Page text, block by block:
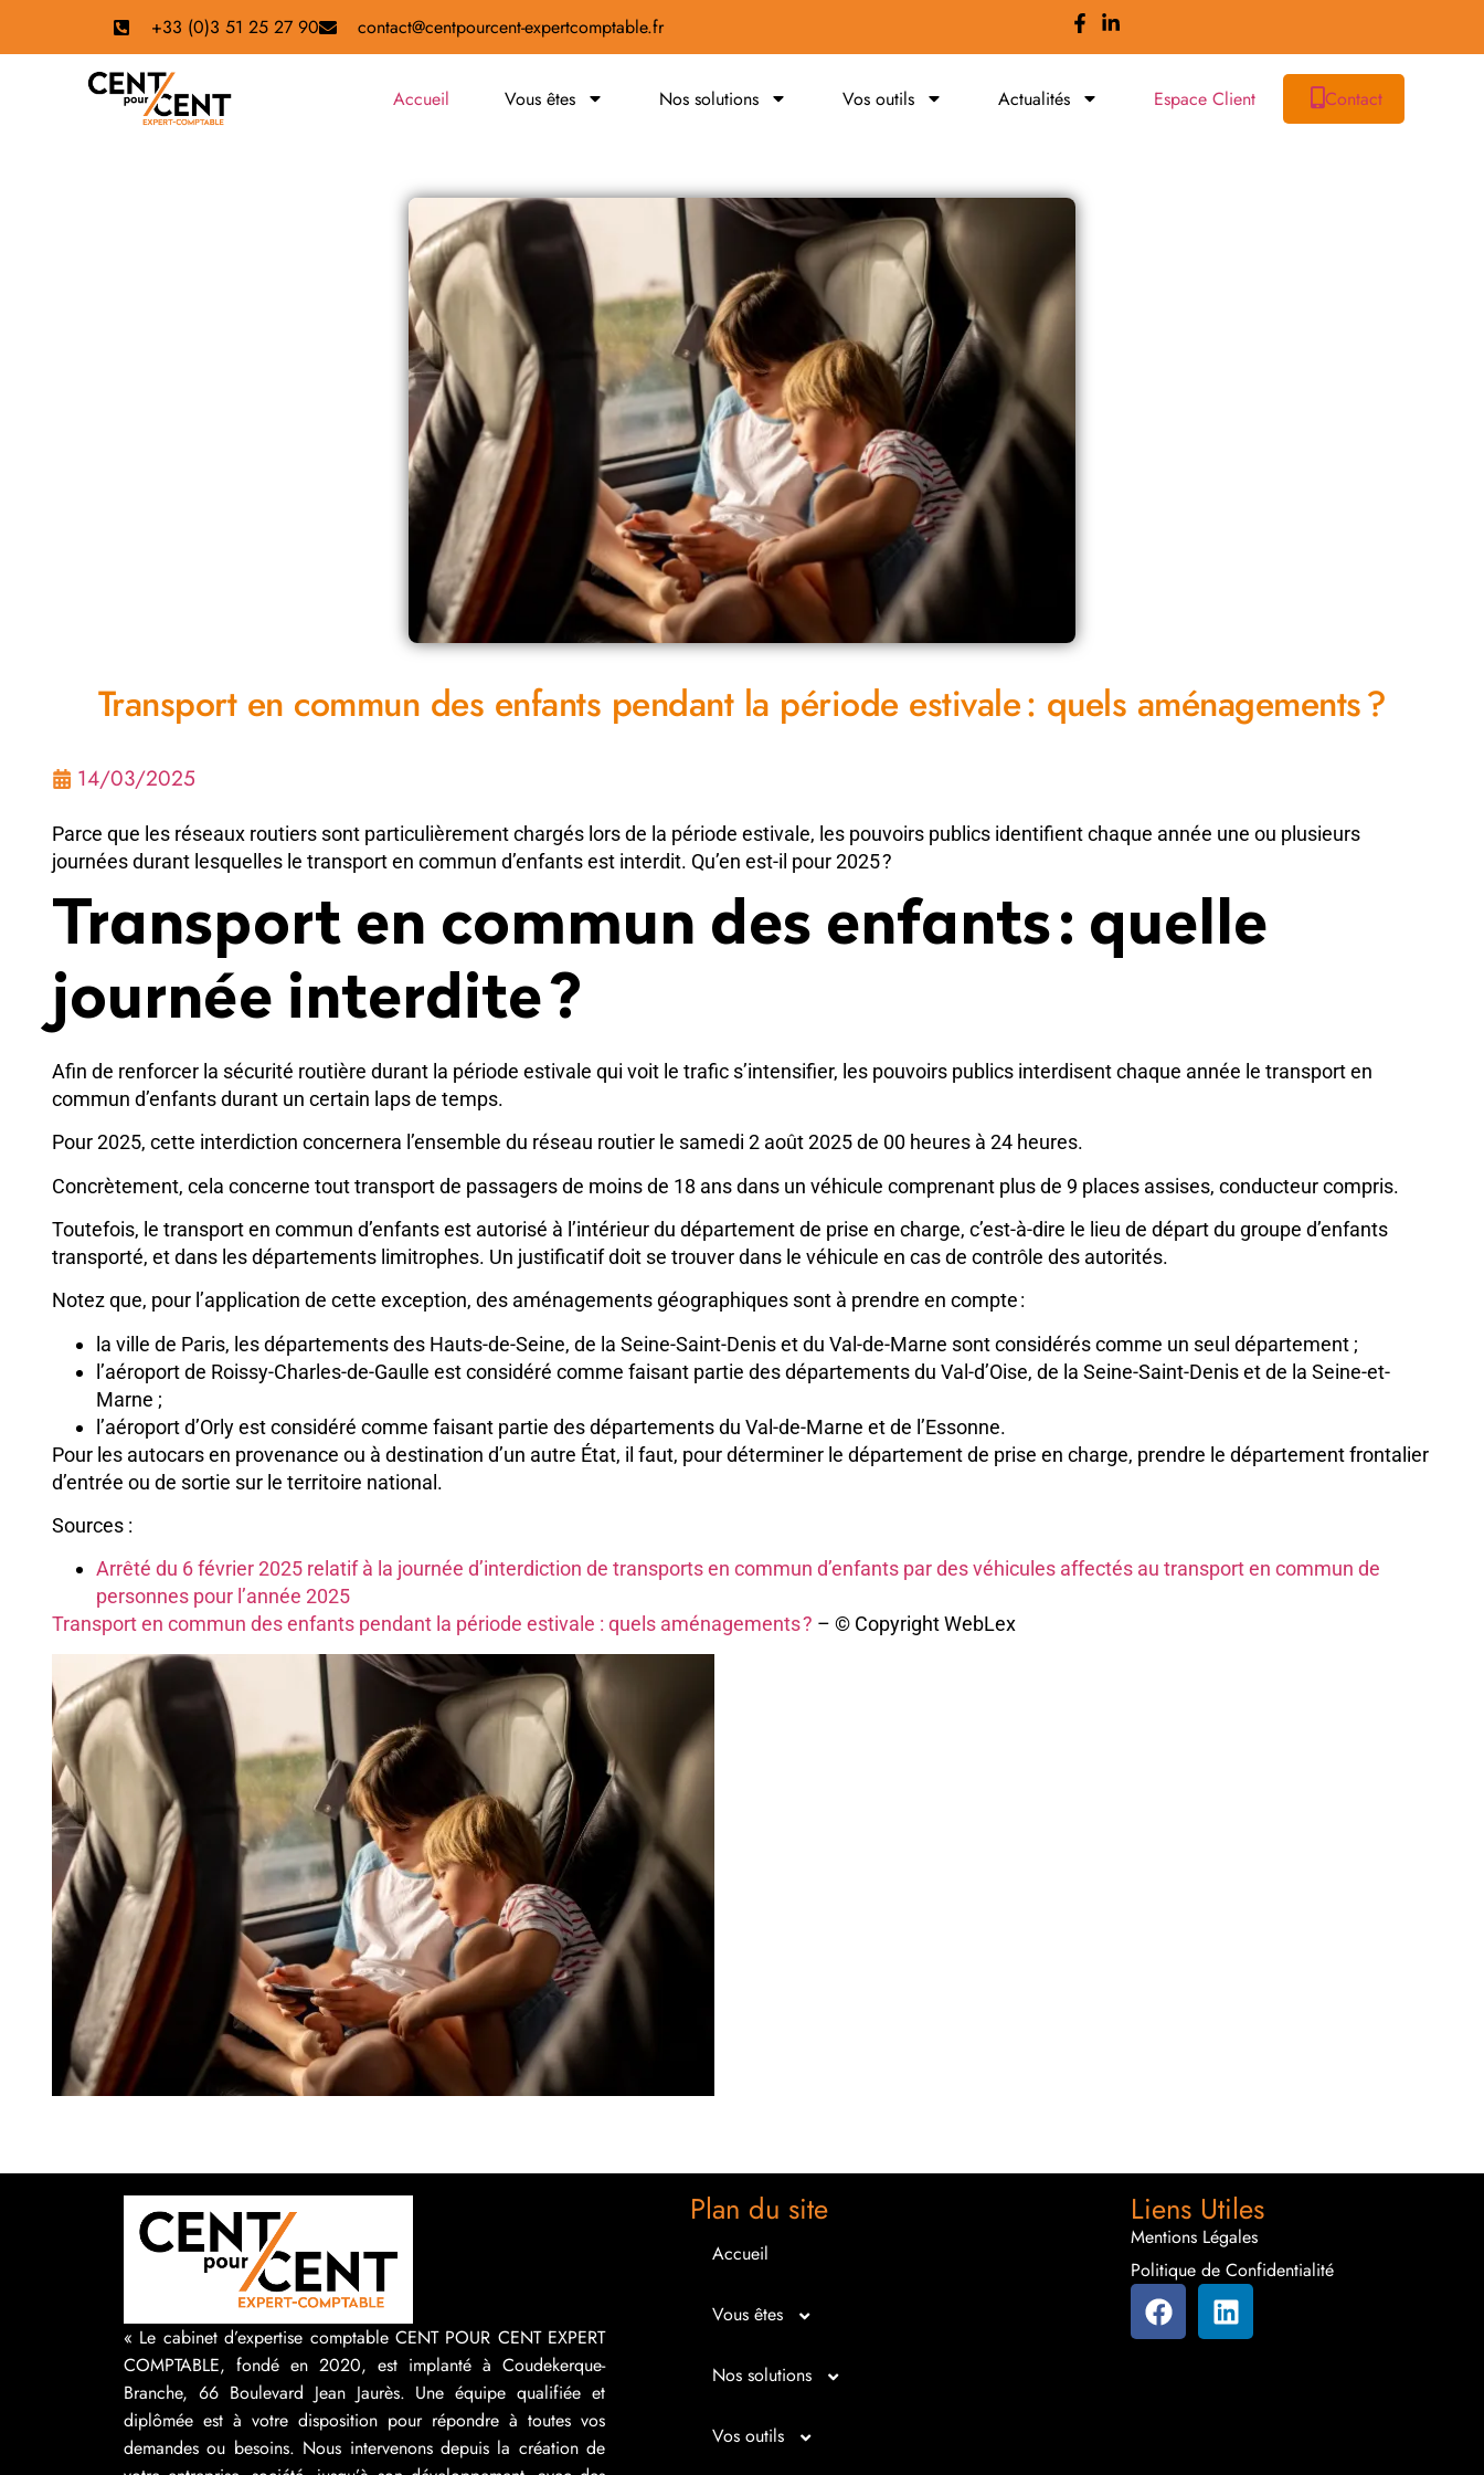
+33 (0)3 51 25 27 90 contact@centpourcent-expertcomptable.fr
Accueil Vous êtes Nos solutions Vos outils Actualités Espace Client Contact
Transport en commun des enfants pendant la période estivale : quels aménagements ?
14/03/2025
Parce que les réseaux routiers sont particulièrement chargés lors de la période estivale, les pouvoirs publics identifient chaque année une ou plusieurs
journées durant lesquelles le transport en commun d’enfants est interdit. Qu’en est-il pour 2025 ?
Transport en commun des enfants : quelle
journée interdite ?
Afin de renforcer la sécurité routière durant la période estivale qui voit le trafic s’intensifier, les pouvoirs publics interdisent chaque année le transport en
commun d’enfants durant un certain laps de temps.
Pour 2025, cette interdiction concernera l’ensemble du réseau routier le samedi 2 août 2025 de 00 heures à 24 heures.
Concrètement, cela concerne tout transport de passagers de moins de 18 ans dans un véhicule comprenant plus de 9 places assises, conducteur compris.
Toutefois, le transport en commun d’enfants est autorisé à l’intérieur du département de prise en charge, c’est-à-dire le lieu de départ du groupe d’enfants
transporté, et dans les départements limitrophes. Un justificatif doit se trouver dans le véhicule en cas de contrôle des autorités.
Notez que, pour l’application de cette exception, des aménagements géographiques sont à prendre en compte :
la ville de Paris, les départements des Hauts-de-Seine, de la Seine-Saint-Denis et du Val-de-Marne sont considérés comme un seul département ;
l’aéroport de Roissy-Charles-de-Gaulle est considéré comme faisant partie des départements du Val-d’Oise, de la Seine-Saint-Denis et de la Seine-et-
Marne ;
l’aéroport d’Orly est considéré comme faisant partie des départements du Val-de-Marne et de l’Essonne.
Pour les autocars en provenance ou à destination d’un autre État, il faut, pour déterminer le département de prise en charge, prendre le département frontalier
d’entrée ou de sortie sur le territoire national.
Sources :
Arrêté du 6 février 2025 relatif à la journée d’interdiction de transports en commun d’enfants par des véhicules affectés au transport en commun de
personnes pour l’année 2025
Transport en commun des enfants pendant la période estivale : quels aménagements ? – © Copyright WebLex
« Le cabinet d’expertise comptable CENT POUR CENT EXPERT
COMPTABLE, fondé en 2020, est implanté à Coudekerque-
Branche, 66 Boulevard Jean Jaurès. Une équipe qualifiée et
diplômée est à votre disposition pour répondre à toutes vos
demandes ou besoins. Nous intervenons depuis la création de
Plan du site
Accueil
Vous êtes
Micro entrepreneur
Créateur d’entreprise
Nos solutions
Entrepreunariat
Vos outils
Liens Utiles
Mentions Légales
Politique de Confidentialité